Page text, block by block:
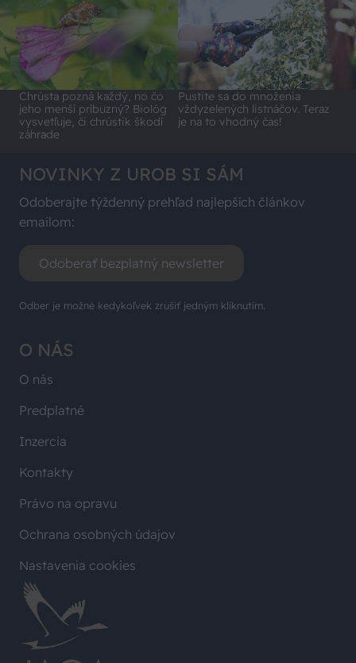
Chrústa pozná každý, no čo
jeho menší príbuzný? Biológ
vysvetľuje, či chrústik škodí
záhrade
Pustite sa do množenia
vždyzelených listnáčov. Teraz
je na to vhodný čas!
O NÁS
O nás
Predplatné
Inzercia
Kontakty
Právo na opravu
Ochrana osobných údajov
Nastavenia cookies
NOVINKY Z UROB SI SÁM
Odoberajte týždenný prehľad najlepších článkov
emailom:
Odoberať bezplatný newsletter
Odber je možné kedykoľvek zrušiť jedným kliknutím.